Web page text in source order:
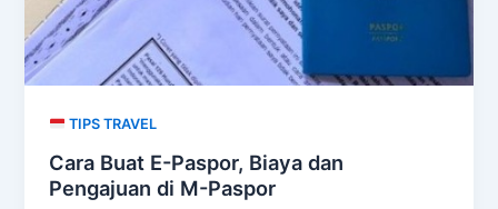
TIPS TRAVEL
Cara Buat E-Paspor, Biaya dan
Pengajuan di M-Paspor